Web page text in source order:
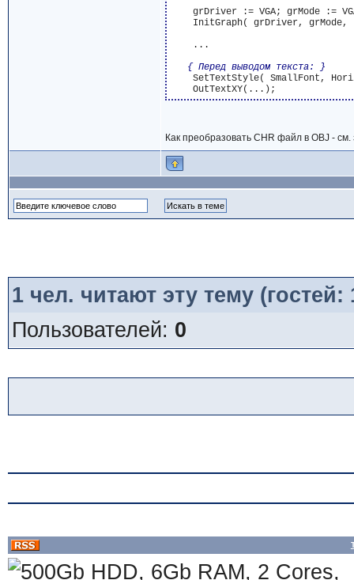
grDriver := VGA; grMode :=
    InitGraph( grDriver, grMode,
    ...
{ Перед выводом текста: }
SetTextStyle( SmallFont,
Как преобразовать CHR файл в OBJ - см.
1чел. читают эту тему
Пользователей: 0